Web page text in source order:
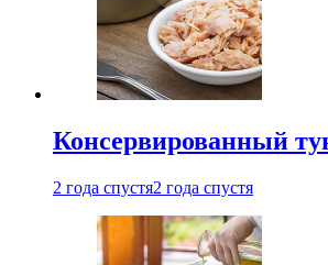
Консервированный
2 года спустя2 года спустя